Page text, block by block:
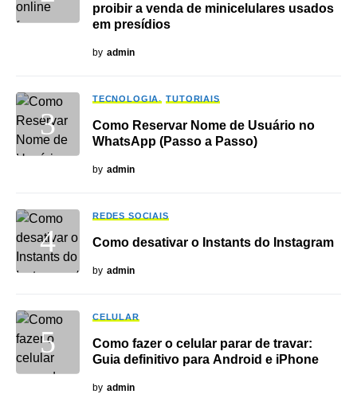
proibir a venda de minicelulares usados
em presídios
by admin
TECNOLOGIA TUTORIAIS
Como Reservar Nome de Usuário no
WhatsApp (Passo a Passo)
by admin
REDES SOCIAIS
Como desativar o Instants do Instagram
by admin
CELULAR
Como fazer o celular parar de travar:
Guia definitivo para Android e iPhone
by admin